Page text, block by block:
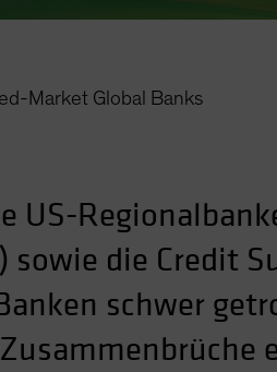
Market Global Banks
US-
sowie die Credit
schwer